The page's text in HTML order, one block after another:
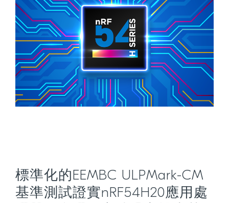
標準化的EEMBC ULPMark-CM
基準測試證實nRF54H20應用處